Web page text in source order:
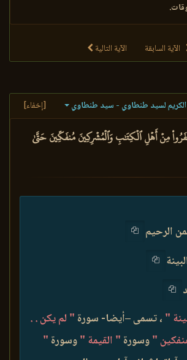
الآية السابقة الآية التالية
الكريم لسيد طنطاوي - سيد طنطاوي [إخفاء]
مِنۡ أَهۡلِ ٱلۡكِتَٰبِ وَٱلۡمُشۡرِكِينَ مُنفَكِّينَ حَتَّىٰ
الرحيم
" ، تسمى –أيضا- سورة " لم يكن . .
"وسورة " القيمة "وسورة "